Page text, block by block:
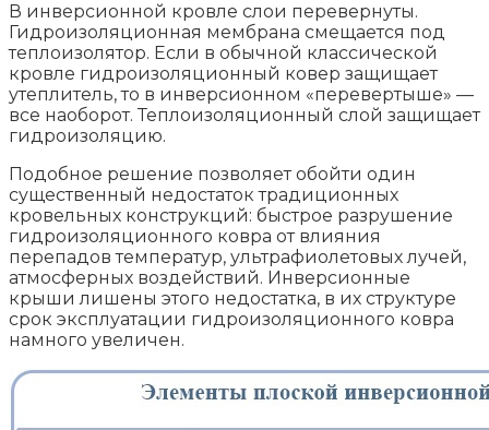
В инверсионной кровле слои перевернуты.
Гидроизоляционная мембрана смещается под
теплоизолятор. Если в обычной классической
кровле гидроизоляционный ковер защищает
утеплитель, то в инверсионном «перевертыше» —
все наоборот. Теплоизоляционный слой защищает
гидроизоляцию.
Подобное решение позволяет обойти один
существенный недостаток традиционных
кровельных конструкций: быстрое разрушение
гидроизоляционного ковра от влияния
перепадов температур, ультрафиолетовых лучей,
атмосферных воздействий. Инверсионные
крыши лишены этого недостатка, в их структуре
срок эксплуатации гидроизоляционного ковра
намного увеличен.